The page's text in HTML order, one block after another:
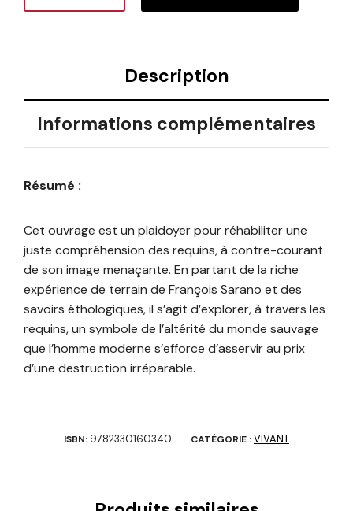
Description
Informations complémentaires
Résumé :
Cet ouvrage est un plaidoyer pour réhabiliter une
juste compréhension des requins, à contre-courant
de son image menaçante. En partant de la riche
expérience de terrain de François Sarano et des
savoirs éthologiques, il s’agit d’explorer, à travers les
requins, un symbole de l’altérité du monde sauvage
que l’homme moderne s’efforce d’asservir au prix
d’une destruction irréparable.
ISBN: 9782330160340 CATÉGORIE :VIVANT